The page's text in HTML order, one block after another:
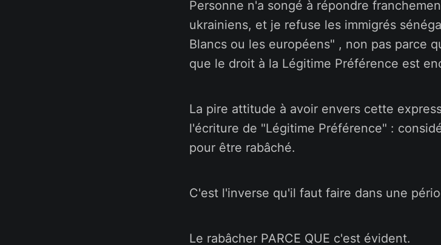
Personne n'a songé à répondre
ukrainiens, et je refuse les immigrés
Blancs ou les européens" , non pas parce
que le droit à la Légitime Préférence est
La pire attitude à avoir envers cette
l'écriture de "Légitime Préférence" :
pour être rabâché.
C'est l'inverse qu'il faut faire dans une
Le rabâcher PARCE QUE c'est évident.